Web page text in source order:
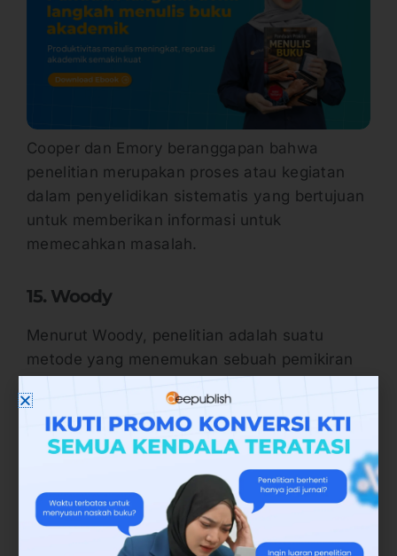
Cooper dan Emory beranggapan bahwa
penelitian merupakan proses atau kegiatan
dalam penyelidikan sistematis yang bertujuan
untuk memberikan informasi untuk
memecahkan masalah.
15. Woody
Menurut Woody, penelitian adalah suatu
metode yang menemukan sebuah pemikiran
definisi dan redefinisi terhadap masalah,
membuat formulasi hipotesis atau
menentukan apakah kesimpulan tersebut
sesuai dengan hipotesis.
Dari berbagai pendapat di atas, maka
disimpulkan bahwa penelitian merupakan